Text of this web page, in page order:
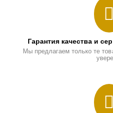
Гарантия качества и
Мы предлагаем только те